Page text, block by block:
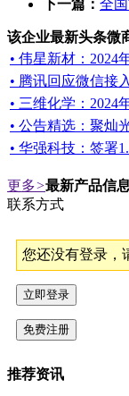
下一篇： 全
该企业最新头条微
• 伟星新材：2024
• 腾讯回应微信接
• 三维化学：2024
• 公告精选：聚灿
• 华强科技：签署
更多>最新产品信息
联系方式
您还没有登录，
推荐资讯